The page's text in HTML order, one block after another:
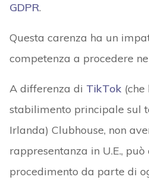
GDPR.
Questa carenza ha un
competenza a procedere
A differenza di TikTok(che
stabilimento principale sul
Irlanda) Clubhouse, non
rappresentanza in U.E.,
procedimento da parte di